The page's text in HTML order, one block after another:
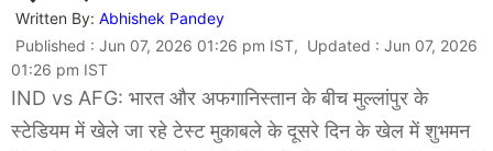
Written By: Abhishek Pandey
Published : Jun 07, 2026 01:26 pm IST, Updated : Jun 07, 2026
01:26 pm IST
IND vs AFG: भारत और अफगानिस्तान के बीच मुल्लांपुर के
स्टेडियम में खेले जा रहे टेस्ट मुकाबले के दूसरे दिन के खेल में शुभमन